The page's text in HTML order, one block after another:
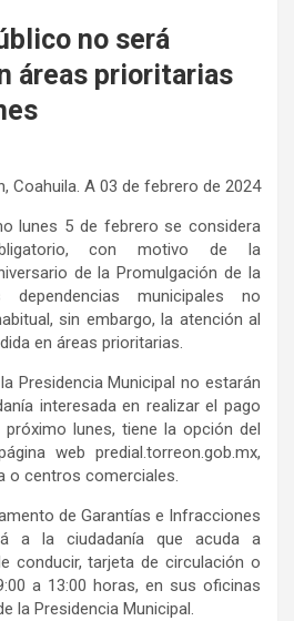
no será
áreas prioritarias
Coahuila. A 03 de febrero de 2024
lunes 5 de febrero se considera
con motivo de la
de la Promulgación de la
dependencias municipales no
sin embargo, la atención al
en áreas prioritarias.
Presidencia Municipal no estarán
interesada en realizar el pago
lunes, tiene la opción del
web predial.torreon.gob.mx,
o centros comerciales.
de Garantías e Infracciones
a la ciudadanía que acuda a
conducir, tarjeta de circulación o
a 13:00 horas, en sus oficinas
la Presidencia Municipal.